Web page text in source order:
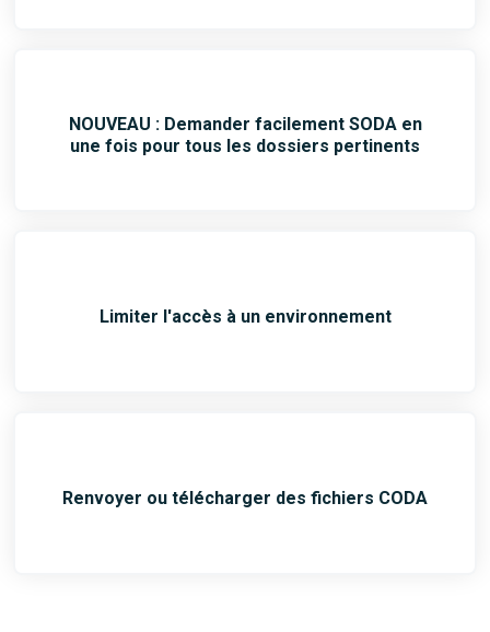
NOUVEAU : Demander facilement SODA en
une fois pour tous les dossiers pertinents
Limiter l'accès à un environnement
Renvoyer ou télécharger des fichiers CODA